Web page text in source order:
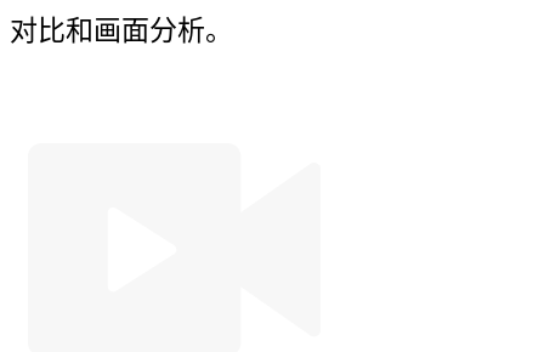
对比和画面分析。